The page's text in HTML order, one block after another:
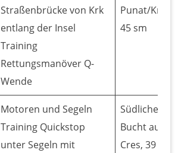
Straßenbrücke von Krk
entlang der Insel
Training
Rettungsmanöver Q-
Wende
Punat/Krk,
45 sm
Motoren und Segeln
Training Quickstop
unter Segeln mit
Südliche
Bucht auf
Cres, 39 sm